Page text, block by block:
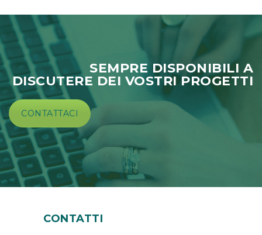
SEMPRE DISPONIBILI A
DISCUTERE DEI VOSTRI PROGETTI
CONTATTACI
CONTATTI